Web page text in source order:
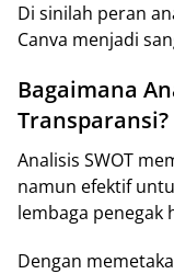
Di sinilah peran
Canva menjadi
Bagaimana
Transparansi?
Analisis SWOT
namun efektif
lembaga penegak
Dengan